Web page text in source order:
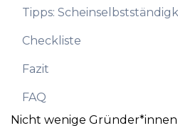
Tipps:
Checkliste
Fazit
FAQ
Nicht wenige